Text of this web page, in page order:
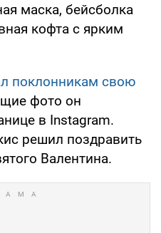
маска, бейсболка
кофта с ярким
поклонникам свою
фото он
в Instagram.
решил поздравить
Валентина.